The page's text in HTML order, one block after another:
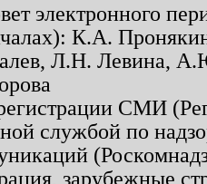
электронного
К.А.
Л.Н. Левина,
СМИ
службой по
зарубежные